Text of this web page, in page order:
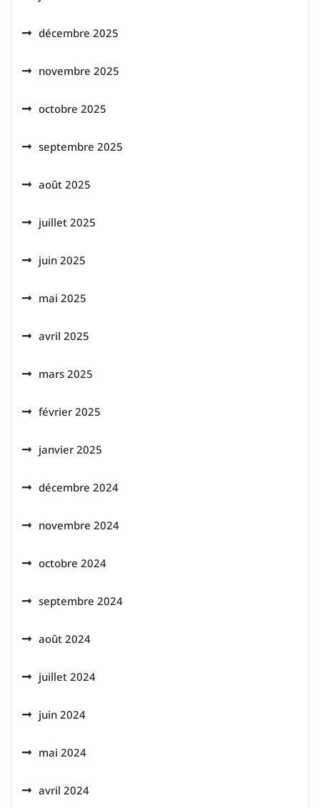
décembre 2025
novembre 2025
octobre 2025
septembre 2025
août 2025
juillet 2025
juin 2025
mai 2025
avril 2025
mars 2025
février 2025
janvier 2025
décembre 2024
novembre 2024
octobre 2024
septembre 2024
août 2024
juillet 2024
juin 2024
mai 2024
avril 2024